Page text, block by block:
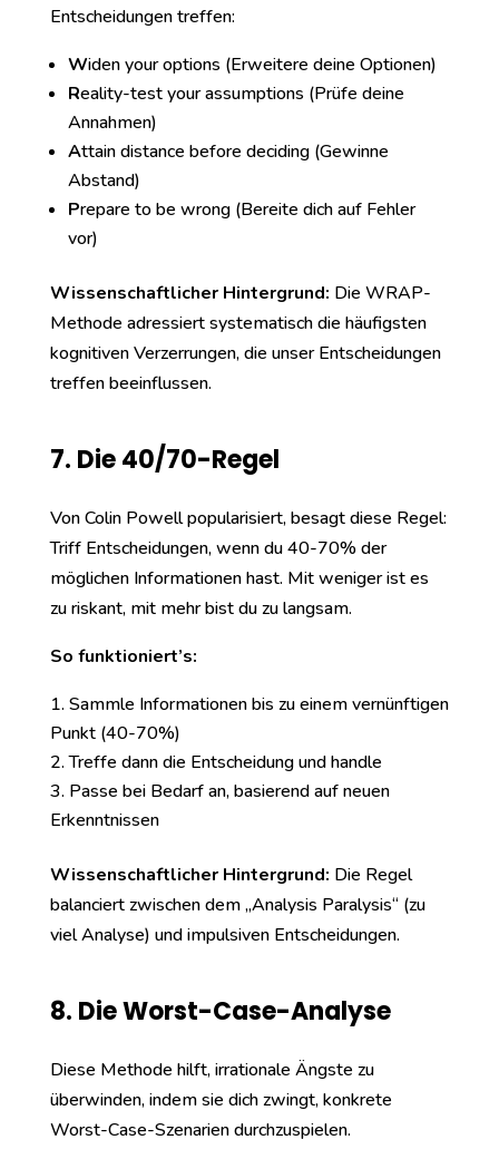
Entscheidungen treffen:
Widen your options (Erweitere deine Optionen)
Reality-test your assumptions (Prüfe deine
Annahmen)
Attain distance before deciding (Gewinne
Abstand)
Prepare to be wrong (Bereite dich auf Fehler
vor)
Wissenschaftlicher Hintergrund: Die WRAP-
Methode adressiert systematisch die häufigsten
kognitiven Verzerrungen, die unser Entscheidungen
treffen beeinflussen.
7. Die 40/70-Regel
Von Colin Powell popularisiert, besagt diese Regel:
Triff Entscheidungen, wenn du 40-70% der
möglichen Informationen hast. Mit weniger ist es
zu riskant, mit mehr bist du zu langsam.
So funktioniert’s:
Sammle Informationen bis zu einem vernünftigen
Punkt (40-70%)
Treffe dann die Entscheidung und handle
Passe bei Bedarf an, basierend auf neuen
Erkenntnissen
Wissenschaftlicher Hintergrund: Die Regel
balanciert zwischen dem „Analysis Paralysis“ (zu
viel Analyse) und impulsiven Entscheidungen.
8. Die Worst-Case-Analyse
Diese Methode hilft, irrationale Ängste zu
überwinden, indem sie dich zwingt, konkrete
Worst-Case-Szenarien durchzuspielen.